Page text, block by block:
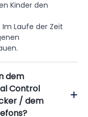
Kinder den
Laufe der Zeit
dem
Control
/ dem